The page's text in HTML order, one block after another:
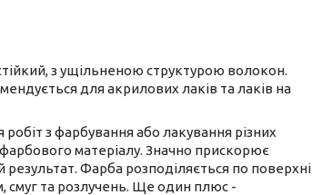
з ущільненою структурою волокон.
для акрилових лаків та лаків на
з фарбування або лакування різних
матеріалу. Значно прискорює
Фарба розподіляється по поверхні
смуг та розлучень. Ще один плюс -